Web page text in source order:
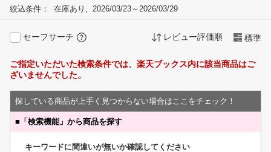
絞込条件： 在庫あり 2026/03/23～2026/03/29
セーフサーチ レビュー評価順 標準
ご指定いただいた検索条件では、楽天ブックス内に該当商品はご
ざいませんでした。
探している商品が上手く見つからない場合はここをチェック！
■ 「検索機能」から商品を探す
キーワードに間違いが無いか確認してください